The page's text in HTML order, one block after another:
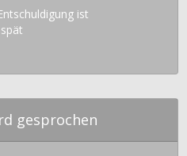
ist
gesprochen